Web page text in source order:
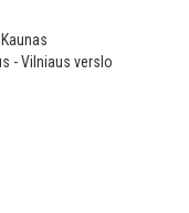
- Vilniaus verslo